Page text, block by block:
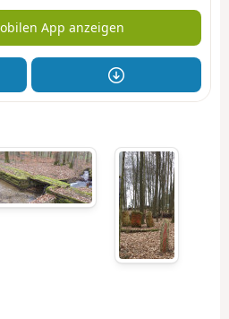
App anzeigen